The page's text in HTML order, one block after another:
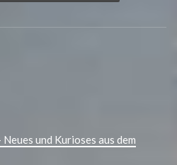
und Kurioses aus dem